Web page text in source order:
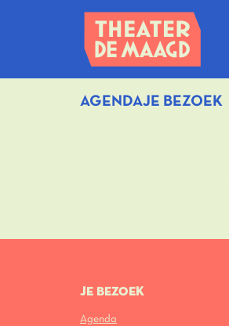
AGENDAJE BEZOEK
JE BEZOEK
Agenda